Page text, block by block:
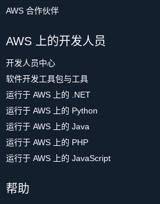
AWS 合作伙伴
AWS 上的开发人员
开发人员中心
软件开发工具包与工具
运行于 AWS 上的 .NET
运行于 AWS 上的 Python
运行于 AWS 上的 Java
运行于 AWS 上的 PHP
运行于 AWS 上的 JavaScript
帮助